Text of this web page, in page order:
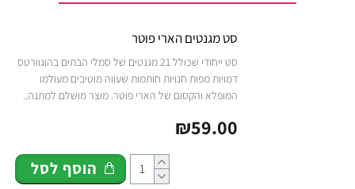
סט מגנטים הארי פוטר
סט ייחודי שכולל 21 מגנטים של סמלי הבתים בהוגוורטס
דמויות מפות חנויות חותמות שעווה מוטיבים מעולמו
המופלא והקסום של הארי פוטר. מוצר מושלם למתנה..
₪59.00
הוסף לסל